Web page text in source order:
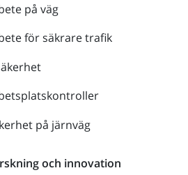
på väg
för säkrare trafik
på järnväg
och innovation